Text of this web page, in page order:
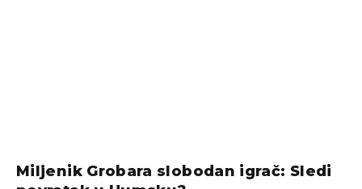
Miljenik Grobara slobodan igrač: Sledi